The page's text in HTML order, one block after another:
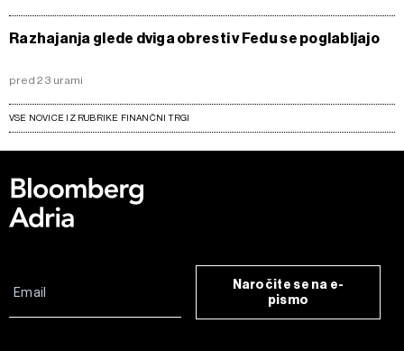
Razhajanja glede dviga obresti v Fedu se poglabljajo
pred 23 urami
VSE NOVICE IZ RUBRIKE FINANČNI TRGI
Naročite se na e-
pismo